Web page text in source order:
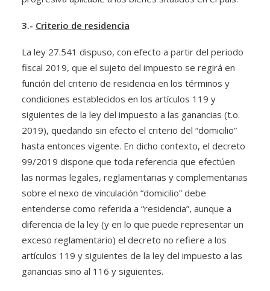
3.- Criterio de residencia
La ley 27.541 dispuso, con efecto a partir del periodo
fiscal 2019, que el sujeto del impuesto se regirá en
función del criterio de residencia en los términos y
condiciones establecidos en los artículos 119 y
siguientes de la ley del impuesto a las ganancias (t.o.
2019), quedando sin efecto el criterio del “domicilio”
hasta entonces vigente. En dicho contexto, el decreto
99/2019 dispone que toda referencia que efectúen
las normas legales, reglamentarias y complementarias
sobre el nexo de vinculación “domicilio” debe
entenderse como referida a “residencia”, aunque a
diferencia de la ley (y en lo que puede representar un
exceso reglamentario) el decreto no refiere a los
artículos 119 y siguientes de la ley del impuesto a las
ganancias sino al 116 y siguientes.